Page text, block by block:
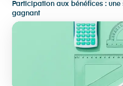
Participation aux bénéfices :
gagnant